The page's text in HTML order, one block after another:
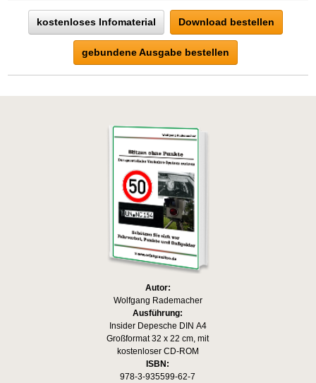
kostenloses Infomaterial Download bestellen
gebundene Ausgabe bestellen
Autor:
Wolfgang Rademacher
Ausführung:
Insider Depesche DIN A4
Großformat 32 x 22 cm, mit
kostenloser CD-ROM
ISBN:
978-3-935599-62-7